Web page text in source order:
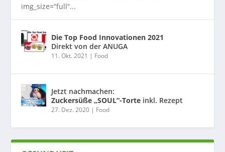
img_size=“full“...
Die Top Food Innovationen 2021
Direkt von der ANUGA
11. Okt. 2021 | Food
Jetzt nachmachen:
Zuckersüße „SOUL“-Torte inkl. Rezept
27. Dez. 2020 | Food